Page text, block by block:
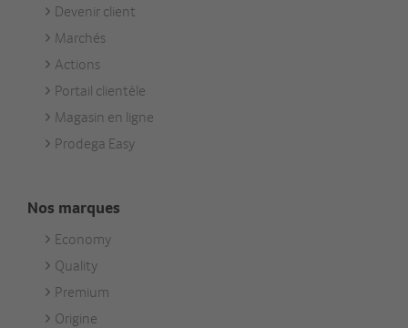
Footer
Services
Devenir client
Marchés
Actions
Portail clientèle
Magasin en ligne
Prodega Easy
Nos marques
Footer
Unsere
Marken
Economy
Quality
Premium
Origine